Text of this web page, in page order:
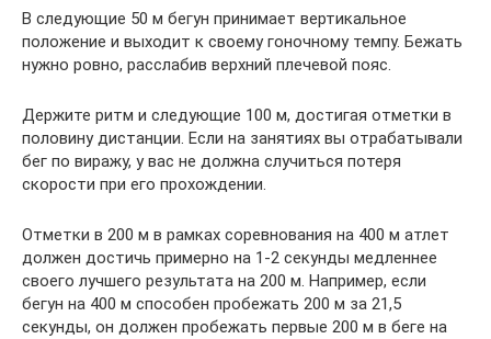
В следующие 50 м бегун принимает вертикальное
положение и выходит к своему гоночному темпу. Бежать
нужно ровно, расслабив верхний плечевой пояс.
Держите ритм и следующие 100 м, достигая отметки в
половину дистанции. Если на занятиях вы отрабатывали
бег по виражу, у вас не должна случиться потеря
скорости при его прохождении.
Отметки в 200 м в рамках соревнования на 400 м атлет
должен достичь примерно на 1-2 секунды медленнее
своего лучшего результата на 200 м. Например, если
бегун на 400 м способен пробежать 200 м за 21,5
секунды, он должен пробежать первые 200 м в беге на